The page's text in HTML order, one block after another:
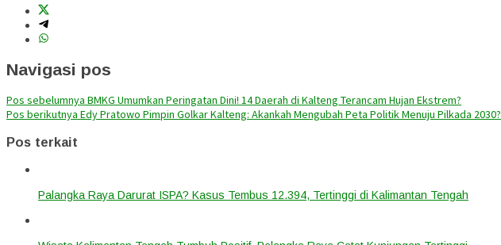
Navigasi pos
Pos sebelumnya BMKG Umumkan Peringatan Dini! 14 Daerah di Kalteng Terancam Hujan Ekstrem?
Pos berikutnya Edy Pratowo Pimpin Golkar Kalteng: Akankah Mengubah Peta Politik Menuju Pilkada 2030?
Pos terkait
Palangka Raya Darurat ISPA? Kasus Tembus 12.394, Tertinggi di Kalimantan Tengah